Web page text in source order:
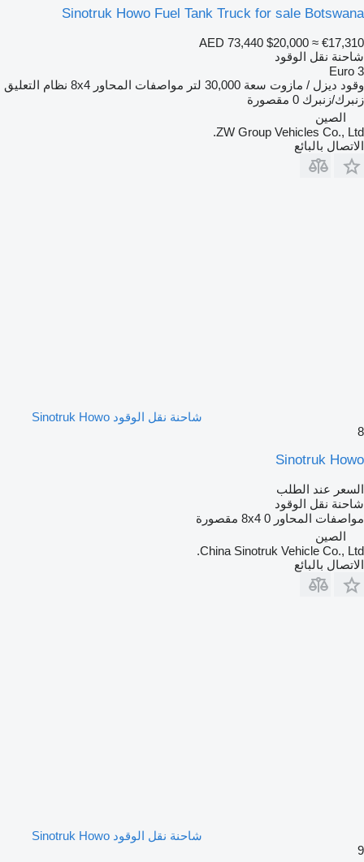
Sinotruk Howo Fuel Tank Truck for sale Botswana
AED 73,440 $20,000 ≈ €17,310
شاحنة نقل الوقود
Euro 3
وقود ديزل / مازوت سعة 30,000 لتر مواصفات المحاور 8x4 نظام التعليق
زنبرك/زنبرك 0 مقصورة
الصين
ZW Group Vehicles Co., Ltd.
الاتصال بالبائع
شاحنة نقل الوقود Sinotruk Howo
8
Sinotruk Howo
السعر عند الطلب
شاحنة نقل الوقود
مواصفات المحاور
8x4 0 مقصورة
الصين
China Sinotruk Vehicle Co., Ltd.
الاتصال بالبائع
شاحنة نقل الوقود Sinotruk Howo
9